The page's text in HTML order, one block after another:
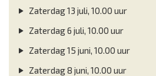
Zaterdag 13 juli, 10.00 uur
Zaterdag 6 juli, 10.00 uur
Zaterdag 15 juni, 10.00 uur
Zaterdag 8 juni, 10.00 uur